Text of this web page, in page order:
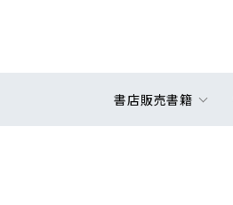
書店販売書籍